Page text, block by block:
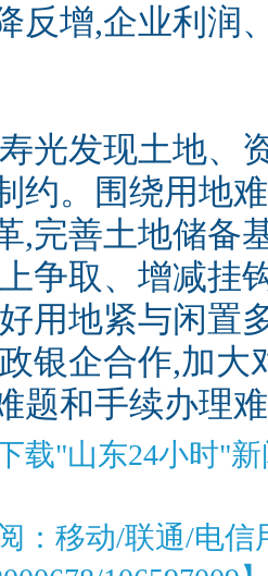
反增,企业利润
发现土地、
约。围绕用地
,完善土地储备
争取、增减挂
用地紧与闲置
银企合作,加大
题和手续办理
载"山东24小时"
：移动/联通/电